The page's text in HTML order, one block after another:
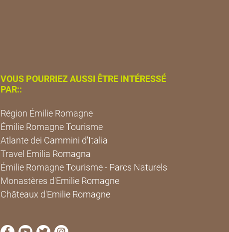
VOUS POURRIEZ AUSSI ÊTRE INTÉRESSÉ
PAR::
Région Émilie Romagne
Émilie Romagne Tourisme
Atlante dei Cammini d'Italia
Travel Emilia Romagna
Émilie Romagne Tourisme - Parcs Naturels
Monastères d'Emilie Romagne
Châteaux d'Emilie Romagne